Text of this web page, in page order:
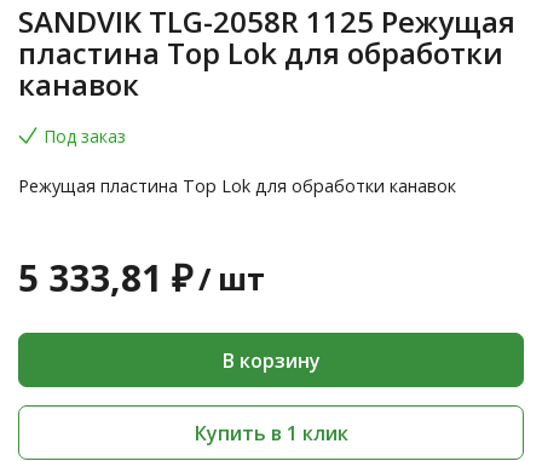
SANDVIK TLG-2058R 1125 Режущая
пластина Top Lok для обработки
канавок
Под заказ
Режущая пластина Top Lok для обработки канавок
5 333,81 ₽/ шт
В корзину
Купить в 1 клик